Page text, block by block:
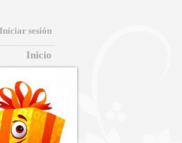
Iniciar sesión
Inicio